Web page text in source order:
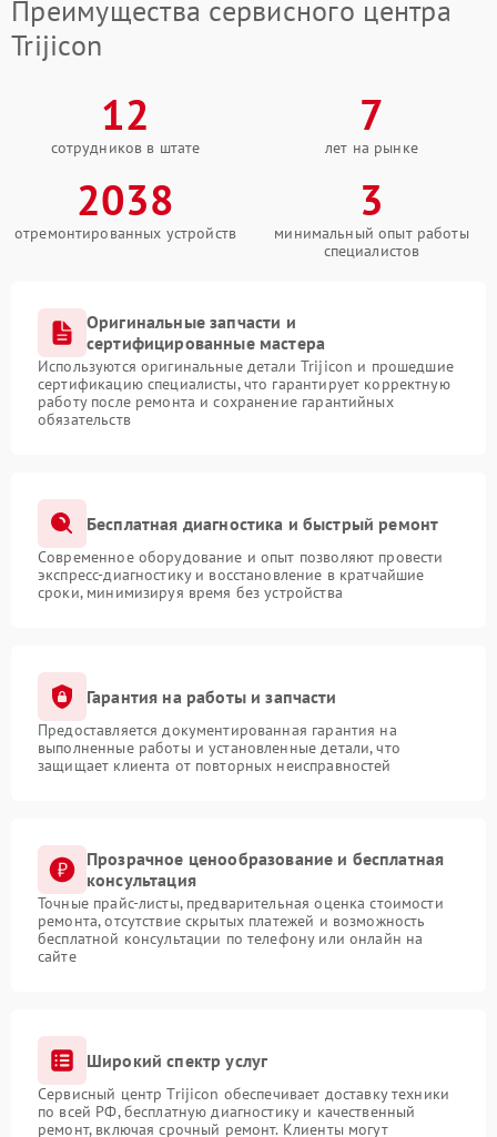
Преимущества сервисного центра
Trijicon
12
сотрудников в штате
7
лет на рынке
2038
отремонтированных устройств
3
минимальный опыт работы
специалистов
Оригинальные запчасти и
сертифицированные мастера
Используются оригинальные детали Trijicon и прошедшие
сертификацию специалисты, что гарантирует корректную
работу после ремонта и сохранение гарантийных
обязательств
Бесплатная диагностика и быстрый ремонт
Современное оборудование и опыт позволяют провести
экспресс-диагностику и восстановление в кратчайшие
сроки, минимизируя время без устройства
Гарантия на работы и запчасти
Предоставляется документированная гарантия на
выполненные работы и установленные детали, что
защищает клиента от повторных неисправностей
Прозрачное ценообразование и бесплатная
консультация
Точные прайс-листы, предварительная оценка стоимости
ремонта, отсутствие скрытых платежей и возможность
бесплатной консультации по телефону или онлайн на
сайте
Широкий спектр услуг
Сервисный центр Trijicon обеспечивает доставку техники
по всей РФ, бесплатную диагностику и качественный
ремонт, включая срочный ремонт. Клиенты могут